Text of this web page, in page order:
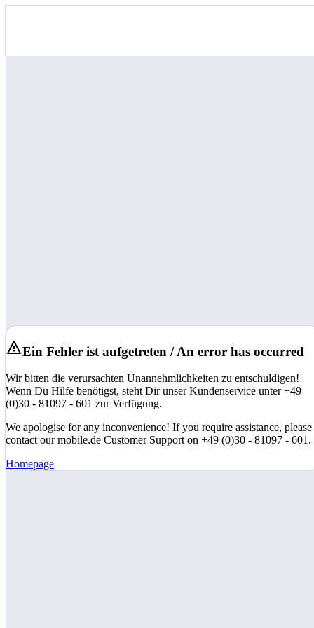
Ein Fehler ist aufgetreten / An error has occurred
Wir bitten die verursachten Unannehmlichkeiten zu entschuldigen!
Wenn Du Hilfe benötigst, steht Dir unser Kundenservice unter +49
(0)30 - 81097 - 601 zur Verfügung.
We apologise for any inconvenience! If you require assistance, please
contact our mobile.de Customer Support on +49 (0)30 - 81097 - 601.
Homepage